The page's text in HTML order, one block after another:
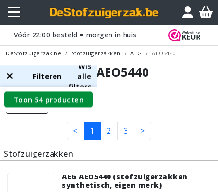
Vóór 22:00 besteld = morgen in huis
DeStofzuigerzak.be Stofzuigerzakken AEG AEO5440
AEG AEO5440
Filters
< 1 2 3 >
Filteren
Wis
alle
filters
Toon 54 producten
Stofzuigerzakken
AEG AEO5440 (stofzuigerzakken
synthetisch, eigen merk)